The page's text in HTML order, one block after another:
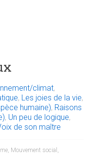
climat,
, Les joies de la vie,
humaine), Raisons
, Un peu de logique,
de son maître
, Mouvement social ,